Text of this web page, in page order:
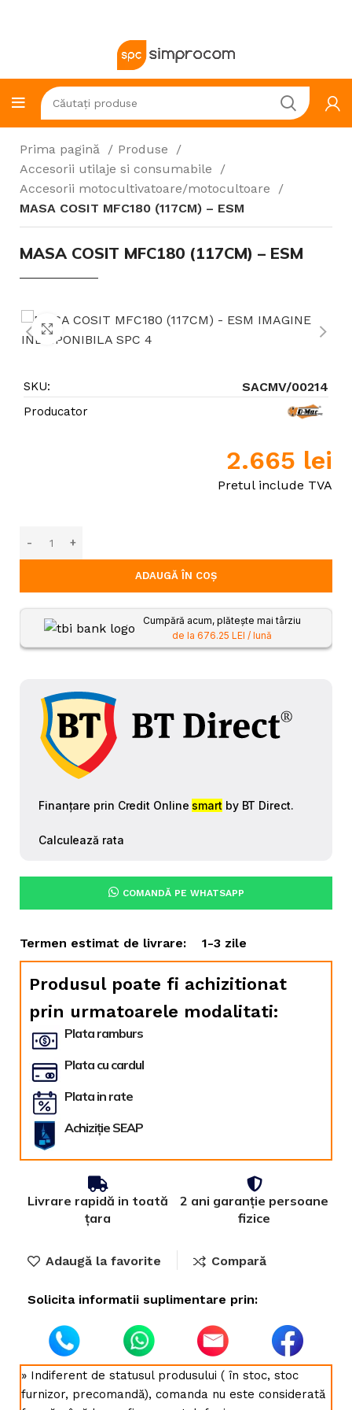
Prima pagină
Produse
Accesorii utilaje si consumabile
Accesorii motocultivatoare/motocultoare
MASA COSIT MFC180 (117CM) – ESM
MASA COSIT MFC180 (117CM) – ESM
SKU: SACMV/00214
Producator
2.665 lei
Pretul include TVA
ADAUGĂ ÎN COȘ
Cumpără acum, plătește mai târziu
de la 676.25 LEI / lună
COMANDĂ PE WHATSAPP
Termen estimat de livrare: 1-3 zile
Produsul poate fi achizitionat
prin urmatoarele modalitati:
Plata ramburs
Plata cu cardul
Plata in rate
Achiziție SEAP
Livrare rapidă in toată
țara
2 ani garanție persoane
fizice
Adaugă la favorite Compară
Solicita informatii suplimentare prin:
» Indiferent de statusul produsului ( în stoc, stoc
furnizor, precomandă), comanda nu este considerată